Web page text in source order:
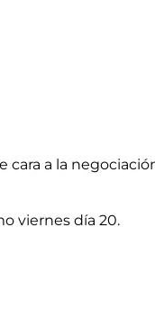
cara a la
viernes día 20.